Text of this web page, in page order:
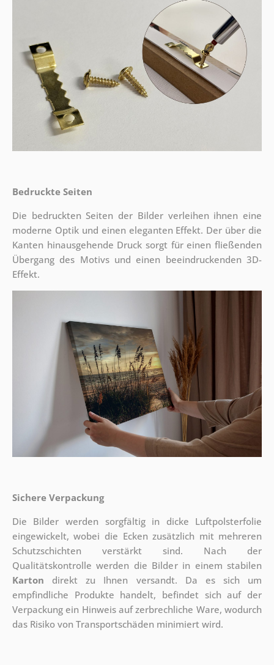
Bedruckte Seiten
Die bedruckten Seiten der Bilder verleihen ihnen eine
moderne Optik und einen eleganten Effekt. Der über die
Kanten hinausgehende Druck sorgt für einen fließenden
Übergang des Motivs und einen beeindruckenden 3D-
Effekt.
Sichere Verpackung
Die Bilder werden sorgfältig in dicke Luftpolsterfolie
eingewickelt, wobei die Ecken zusätzlich mit mehreren
Schutzschichten verstärkt sind. Nach der
Qualitätskontrolle werden die Bilder in einem stabilen
Karton direkt zu Ihnen versandt. Da es sich um
empfindliche Produkte handelt, befindet sich auf der
Verpackung ein Hinweis auf zerbrechliche Ware, wodurch
das Risiko von Transportschäden minimiert wird.